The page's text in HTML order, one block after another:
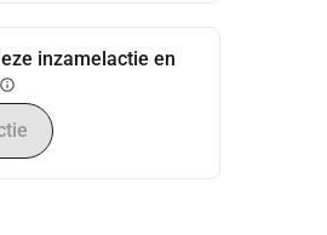
inzamelactie en
info